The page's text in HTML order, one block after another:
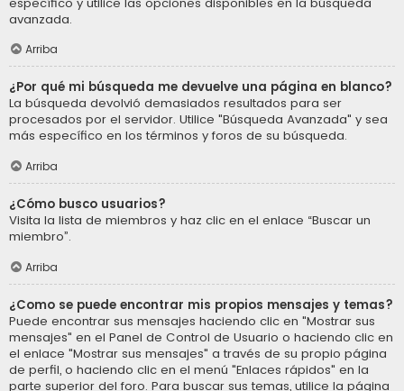
avanzada.
Arriba
¿Por qué mi búsqueda me devuelve una página en blanco?
La búsqueda devolvió demasiados resultados para ser
procesados por el servidor. Utilice "Búsqueda Avanzada" y sea
más específico en los términos y foros de su búsqueda.
Arriba
¿Cómo busco usuarios?
Visita la lista de miembros y haz clic en el enlace “Buscar un
miembro”.
Arriba
¿Como se puede encontrar mis propios mensajes y temas?
Puede encontrar sus mensajes haciendo clic en "Mostrar sus
mensajes" en el Panel de Control de Usuario o haciendo clic en
el enlace "Mostrar sus mensajes" a través de su propio página
de perfil, o haciendo clic en el menú "Enlaces rápidos" en la
parte superior del foro. Para buscar sus temas, utilice la página